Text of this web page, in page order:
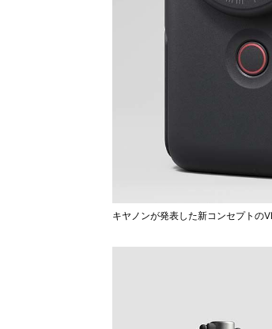
キヤノンが発表した新コンセプトの